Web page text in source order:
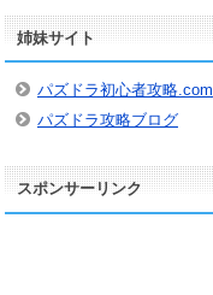
カ
イ
ブ
姉妹サイト
パズドラ初心者攻略.com
パズドラ攻略ブログ
スポンサーリンク